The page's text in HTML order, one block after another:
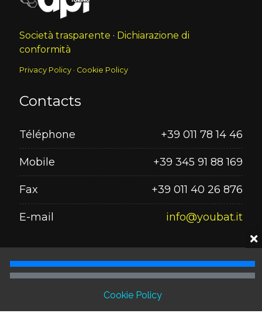
Società trasparente · Dichiarazione di
conformità
Privacy Policy · Cookie Policy
Contacts
Téléphone +39 011 78 14 46
Mobile +39 345 91 88 169
Fax +39 011 40 26 876
E-mail info@youbat.it
Cookie Policy